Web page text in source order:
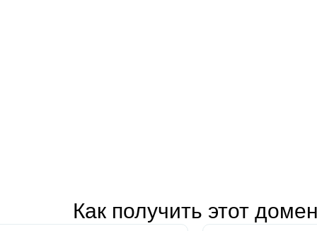
Как получить этот домен